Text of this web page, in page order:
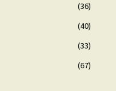
(36)
(40)
(33)
(67)